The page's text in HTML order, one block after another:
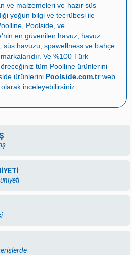
ve malzemeleri ve hazır süs
yoğun bilgi ve tecrübesi ile
Poolside , ve
en güvenilen havuz havuz
süs havuzu spawellness ve bahçe
markalarıdır. Ve %100 Türk
tüm Poolline ürünlerini
ürünlerini Poolside.com.trweb
inceleyebilirsiniz.